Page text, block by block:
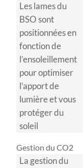
Les lames du
BSO sont
positionnées en
fonction de
l’ensoleillement
pour optimiser
l’apport de
lumière et vous
protéger du
soleil
Gestion du CO2
La gestion du